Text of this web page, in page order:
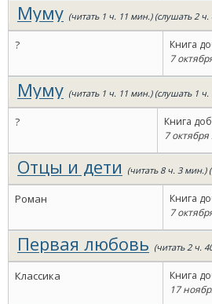
Муму (читать 1 ч. 11 мин.) (слушать 2
?
Книга
7
Муму (читать 1 ч. 11 мин.) (слушать 1
?
Книга
7
Отцы и дети (читать 8 ч. 3 мин.)
Роман
Книга
7
Первая любовь (читать 2 ч.
Классика
Книга
17